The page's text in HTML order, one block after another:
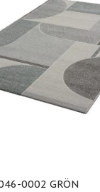
0002 GRÖN